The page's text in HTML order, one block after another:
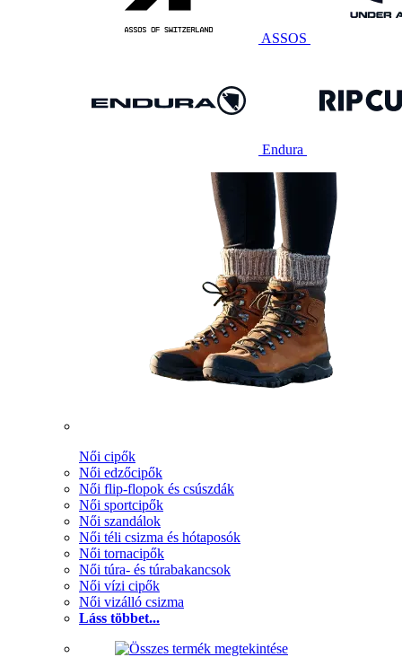
ASSOS
Endura
Női cipők
Női edzőcipők
Női flip-flopok és csúszdák
Női sportcipők
Női szandálok
Női téli csizma és hótaposók
Női tornacipők
Női túra- és túrabakancsok
Női vízi cipők
Női vizálló csizma
Láss többet...